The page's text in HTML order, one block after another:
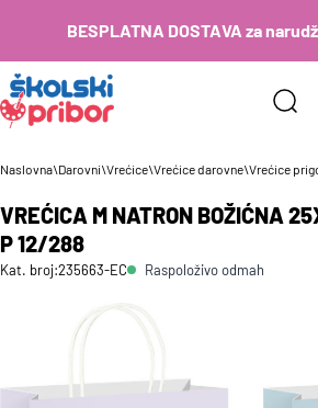
BESPLATNA DOSTAVA za
Naslovna\Darovni\Vrećice\Vrećice darovne\Vrećice
VREĆICA M NATRON BOŽIĆNA
P 12/288
Kat. broj:235663-EC Raspoloživo odmah